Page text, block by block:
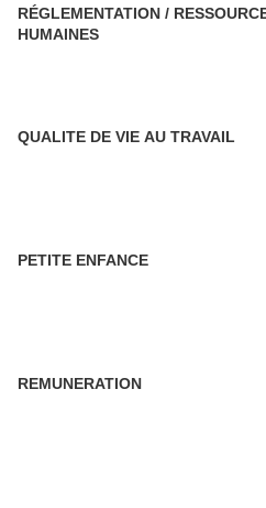
RÉGLEMENTATION /
HUMAINES
QUALITE DE VIE AU TRAVAIL
PETITE ENFANCE
REMUNERATION